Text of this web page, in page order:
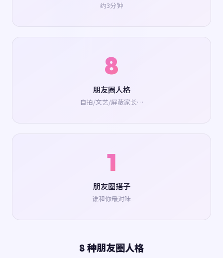
约3分钟
8
朋友圈人格
自拍/文艺/屏蔽家长…
1
朋友圈搭子
谁和你最对味
8 种朋友圈人格